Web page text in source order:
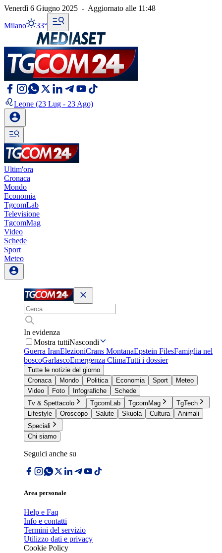
Venerdì 6 Giugno 2025 - Aggiornato alle 11:48
Milano 33°
Leone (23 Lug - 23 Ago)
Ultim'ora
Cronaca
Mondo
Economia
TgcomLab
Televisione
TgcomMag
Video
Schede
Sport
Meteo
In evidenza
Mostra tuttiNascondi
Guerra IranElezioniCrans MontanaEpstein FilesFamiglia nel
boscoGarlascoEmergenza ClimaTutti i dossier
Tutte le notizie del giorno
Cronaca
Mondo Politica Economia Sport
Meteo
Video
Foto Infografiche
Schede
Tv & Spettacolo
TgcomLab TgcomMag
TgTech
Lifestyle
Oroscopo Salute Skuola Cultura
Animali
Speciali
Chi siamo
Seguici anche su
Area personale
Help e Faq
Info e contatti
Termini del servizio
Utilizzo dati e privacy
Cookie Policy